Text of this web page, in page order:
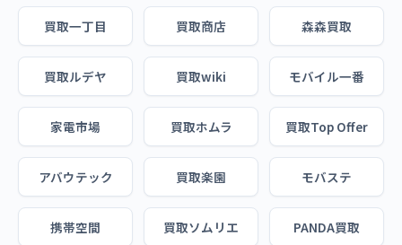
買取一丁目 買取商店 森森買取
買取ルデヤ 買取wiki モバイル一番
家電市場 買取ホムラ 買取Top Offer
アバウテック 買取楽園 モバステ
携帯空間 買取ソムリエ PANDA買取